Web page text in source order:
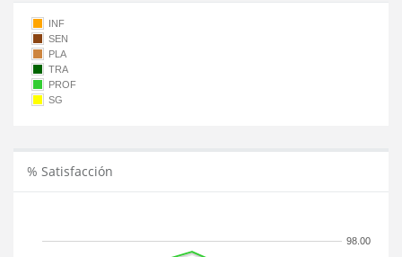
INF
SEN
PLA
TRA
PROF
SG
% Satisfacción
98.00